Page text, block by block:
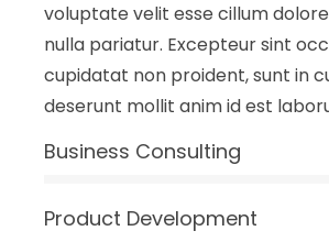
voluptate velit esse cillum
nulla pariatur. Excepteur sint
cupidatat non proident, sunt in
deserunt mollit anim id est
Business Consulting
Product Development